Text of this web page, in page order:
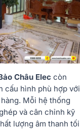
Châu Elec còn
cấu hình phù hợp với
Mỗi hệ thống
và cân chỉnh kỹ
lượng âm thanh tối